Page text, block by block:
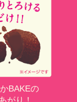
BAKEの